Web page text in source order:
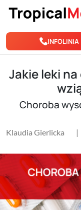
Przejdź do treści
INFOLINIA
Jakie leki
Choroba
Klaudia Gierlicka |